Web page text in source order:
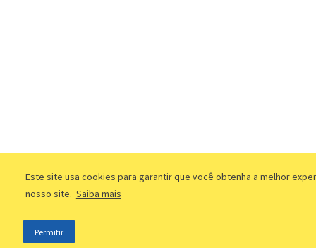
Este site usa cookies para garantir que você obtenha a melhor
nosso site. Saiba mais
Permitir